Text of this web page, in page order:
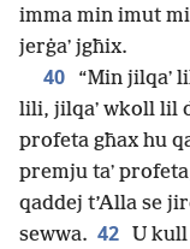
imma min imut
jerġaʼ jgħix.
40
“Min jilqaʼ
lili, jilqaʼ wkoll lil
profeta għax hu
premju taʼ
qaddej t’Alla se
sewwa. 42
U